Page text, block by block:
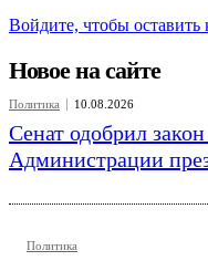
Войдите, чтобы оставить
Новое на сайте
Политика 10.08.2026
Сенат одобрил
Администрации
Политика